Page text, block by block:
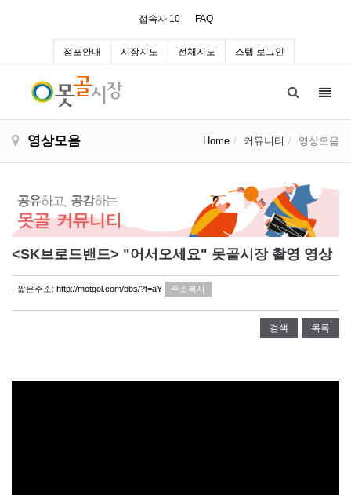
접속자 10 FAQ
점포안내 시장지도 전체지도 스텝 로그인
영상모음 Home 커뮤니티 영상모음
<SK브로드밴드> "어서오세요" 못골시장 촬영 영상
- 짧은주소: http://motgol.com/bbs/?t=aY 주소복사
검색 목록